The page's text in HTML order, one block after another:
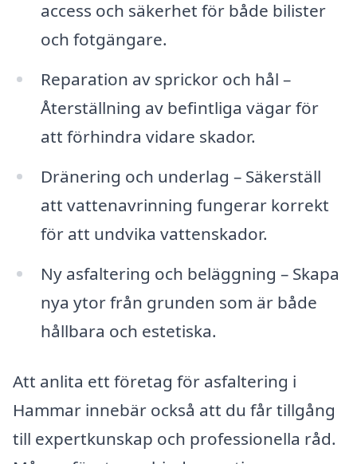
access och säkerhet för både bilister
och fotgängare.
Reparation av sprickor och hål –
Återställning av befintliga vägar för
att förhindra vidare skador.
Dränering och underlag – Säkerställ
att vattenavrinning fungerar korrekt
för att undvika vattenskador.
Ny asfaltering och beläggning – Skapa
nya ytor från grunden som är både
hållbara och estetiska.
Att anlita ett företag för asfaltering i
Hammar innebär också att du får tillgång
till expertkunskap och professionella råd.